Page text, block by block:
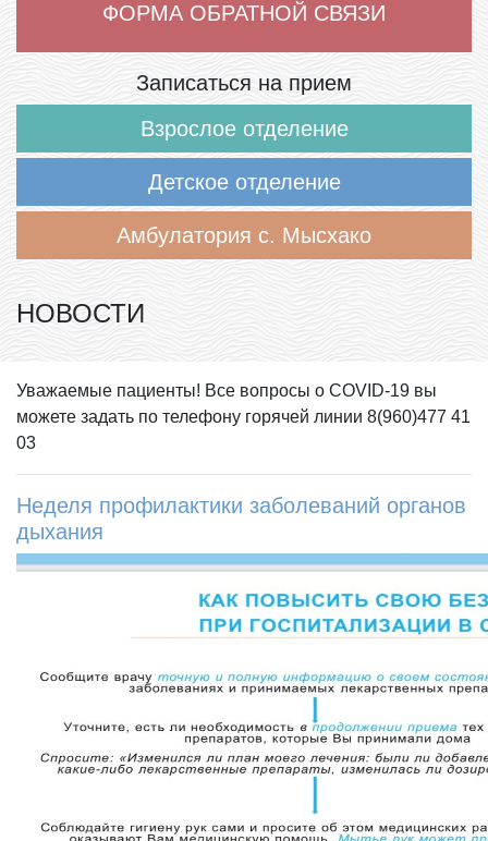
ФОРМА ОБРАТНОЙ СВЯЗИ
Записаться на прием
Взрослое отделение
Детское отделение
Амбулатория с. Мысхако
НОВОСТИ
Уважаемые пациенты! Все вопросы о COVID-19 вы
можете задать по телефону горячей линии 8(960)477 41
03
Неделя профилактики заболеваний органов
дыхания